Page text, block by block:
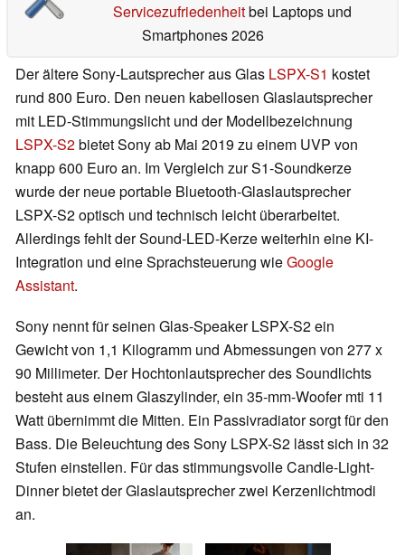
Servicezufriedenheitbei Laptops und
Smartphones 2026
Der ältere Sony-Lautsprecher aus Glas LSPX-S1 kostet
rund 800 Euro. Den neuen kabellosen Glaslautsprecher
mit LED-Stimmungslicht und der Modellbezeichnung
LSPX-S2bietet Sony ab Mai 2019 zu einem UVP von
knapp 600 Euro an. Im Vergleich zur S1-Soundkerze
wurde der neue portable Bluetooth-Glaslautsprecher
LSPX-S2 optisch und technisch leicht überarbeitet.
Allerdings fehlt der Sound-LED-Kerze weiterhin eine KI-
Integration und eine Sprachsteuerung wieGoogle
Assistant.
Sony nennt für seinen Glas-Speaker LSPX-S2 ein
Gewicht von 1,1 Kilogramm und Abmessungen von 277 x
90 Millimeter. Der Hochtonlautsprecher des Soundlichts
besteht aus einem Glaszylinder, ein 35-mm-Woofer mti 11
Watt übernimmt die Mitten. Ein Passivradiator sorgt für den
Bass. Die Beleuchtung des Sony LSPX-S2 lässt sich in 32
Stufen einstellen. Für das stimmungsvolle Candle-Light-
Dinner bietet der Glaslautsprecher zwei Kerzenlichtmodi
an.